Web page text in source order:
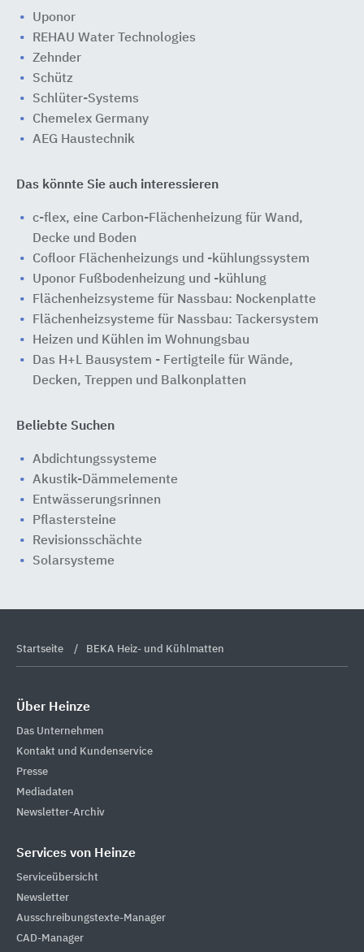
Uponor
REHAU Water Technologies
Zehnder
Schütz
Schlüter-Systems
Chemelex Germany
AEG Haustechnik
Das könnte Sie auch interessieren
c-flex, eine Carbon-Flächenheizung für Wand,
Decke und Boden
Cofloor Flächenheizungs und -kühlungssystem
Uponor Fußbodenheizung und -kühlung
Flächenheizsysteme für Nassbau: Nockenplatte
Flächenheizsysteme für Nassbau: Tackersystem
Heizen und Kühlen im Wohnungsbau
Das H+L Bausystem - Fertigteile für Wände,
Decken, Treppen und Balkonplatten
Beliebte Suchen
Abdichtungssysteme
Akustik-Dämmelemente
Entwässerungsrinnen
Pflastersteine
Revisionsschächte
Solarsysteme
Startseite BEKA Heiz- und Kühlmatten
Über Heinze
Das Unternehmen
Kontakt und Kundenservice
Presse
Mediadaten
Newsletter-Archiv
Services von Heinze
Serviceübersicht
Newsletter
Ausschreibungstexte-Manager
CAD-Manager